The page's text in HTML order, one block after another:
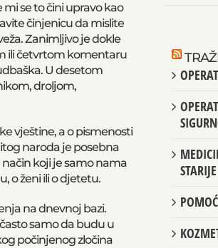
se to čini upravo kao
činjenicu da mislite
Zanimljivo je dokle
ili četvrtom komentaru
U desetom
droljom,
vještine, a o pismenosti
naroda je posebna
koji je samo nama
o ženi ili o djetetu.
na dnevnoj bazi.
samo da budu u
počinjenog zločina